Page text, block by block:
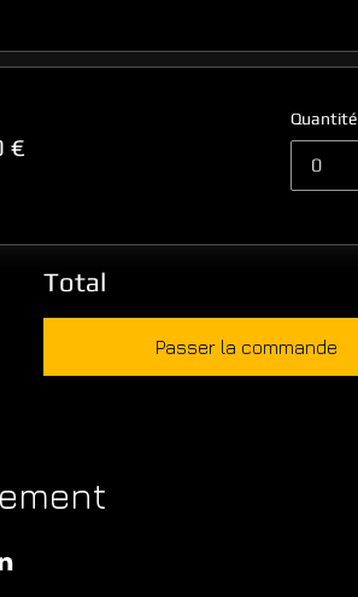
€
Quantité
0
Total
Passer la commande